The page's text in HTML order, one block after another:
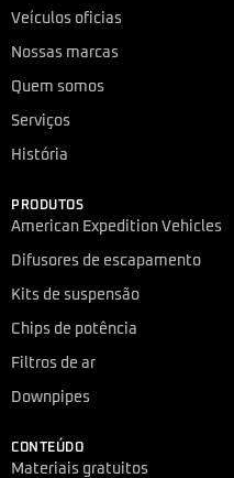
Veículos oficias
Nossas marcas
Quem somos
Serviços
História
PRODUTOS
American Expedition Vehicles
Difusores de escapamento
Kits de suspensão
Chips de potência
Filtros de ar
Downpipes
CONTEÚDO
Materiais gratuitos